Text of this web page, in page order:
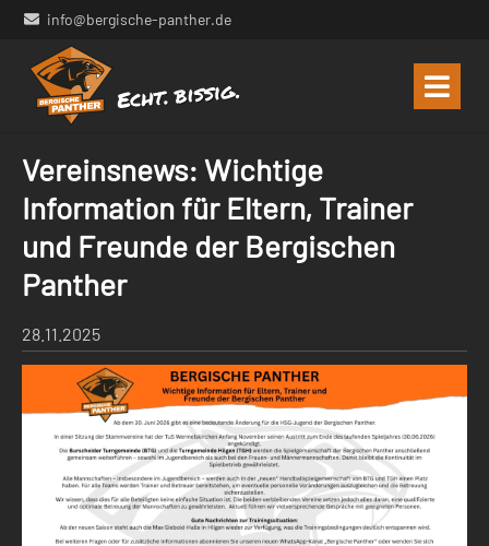
info@bergische-panther.de
Vereinsnews: Wichtige
Information für Eltern, Trainer
und Freunde der Bergischen
Panther
28.11.2025